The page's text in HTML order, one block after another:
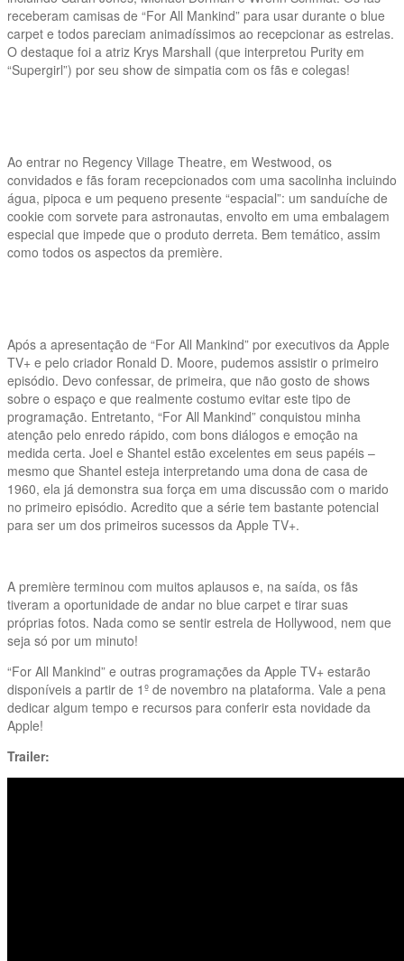
receberam camisas de “For All Mankind” para usar durante o blue
carpet e todos pareciam animadíssimos ao recepcionar as estrelas.
O destaque foi a atriz Krys Marshall (que interpretou Purity em
“Supergirl”) por seu show de simpatia com os fãs e colegas!
Ao entrar no Regency Village Theatre, em Westwood, os
convidados e fãs foram recepcionados com uma sacolinha incluindo
água, pipoca e um pequeno presente “espacial”: um sanduíche de
cookie com sorvete para astronautas, envolto em uma embalagem
especial que impede que o produto derreta. Bem temático, assim
como todos os aspectos da première.
Após a apresentação de “For All Mankind” por executivos da Apple
TV+ e pelo criador Ronald D. Moore, pudemos assistir o primeiro
episódio. Devo confessar, de primeira, que não gosto de shows
sobre o espaço e que realmente costumo evitar este tipo de
programação. Entretanto, “For All Mankind” conquistou minha
atenção pelo enredo rápido, com bons diálogos e emoção na
medida certa. Joel e Shantel estão excelentes em seus papéis –
mesmo que Shantel esteja interpretando uma dona de casa de
1960, ela já demonstra sua força em uma discussão com o marido
no primeiro episódio. Acredito que a série tem bastante potencial
para ser um dos primeiros sucessos da Apple TV+.
A première terminou com muitos aplausos e, na saída, os fãs
tiveram a oportunidade de andar no blue carpet e tirar suas
próprias fotos. Nada como se sentir estrela de Hollywood, nem que
seja só por um minuto!
“For All Mankind” e outras programações da Apple TV+ estarão
disponíveis a partir de 1º de novembro na plataforma. Vale a pena
dedicar algum tempo e recursos para conferir esta novidade da
Apple!
Trailer: